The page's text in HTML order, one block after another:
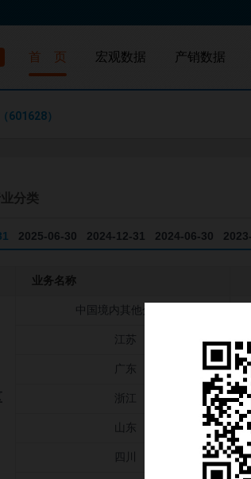
首 页 宏观数据 产销数据
（601628）
分类
2025-06-30 2024-12-31 2024-06-30
业务名称
中国境内其他分公司
江苏
广东
浙江
山东
四川